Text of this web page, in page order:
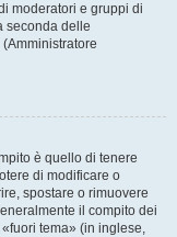
moderatori e gruppi di
seconda delle
è quello di tenere
di modificare o
spostare o rimuovere
il compito dei
tema» (in inglese,